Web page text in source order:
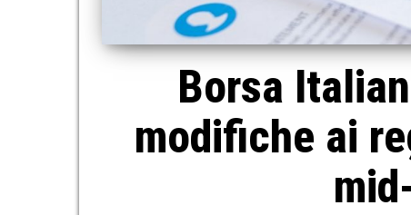
Borsa
modifiche ai